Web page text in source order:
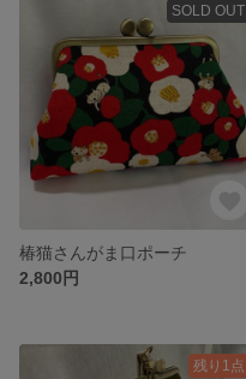
SOLD OUT
椿猫さんがま口ポーチ
2,800円
残り1点